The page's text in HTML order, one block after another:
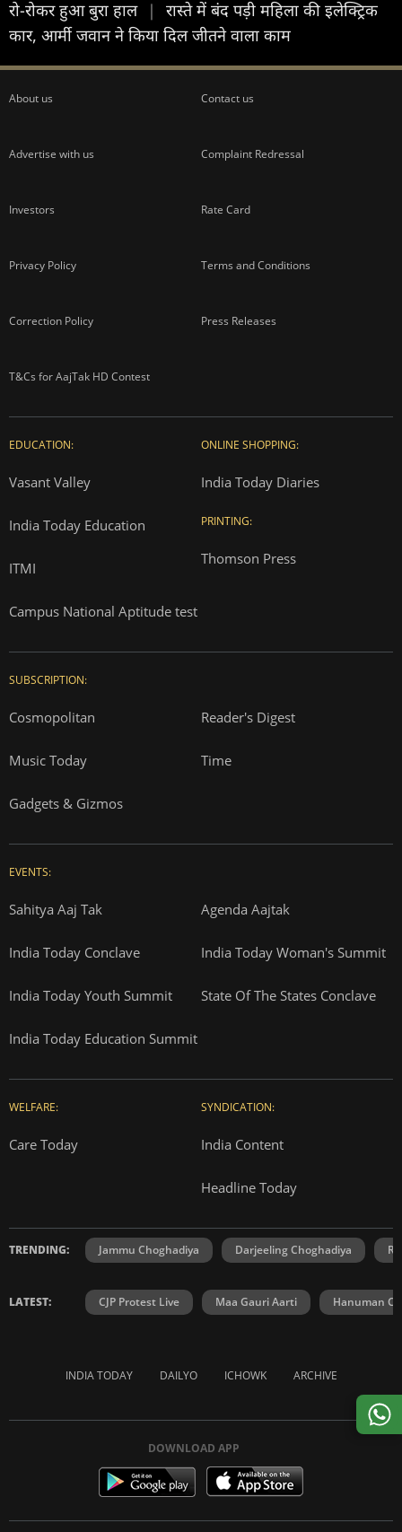
रो-रोकर हुआ बुरा हाल |
रास्ते में बंद पड़ी महिला की इलेक्ट्रिक
कार, आर्मी जवान ने किया दिल जीतने वाला काम
About us Contact us
Advertise with us Complaint Redressal
Investors Rate Card
Privacy Policy Terms and Conditions
Correction Policy Press Releases
T&Cs for AajTak HD Contest
EDUCATION:
Vasant Valley
India Today Education
ITMI
Campus National Aptitude test
ONLINE SHOPPING:
India Today Diaries
PRINTING:
Thomson Press
SUBSCRIPTION:
Cosmopolitan Reader's Digest
Music Today Time
Gadgets & Gizmos
EVENTS:
Sahitya Aaj Tak Agenda Aajtak
India Today Conclave India Today Woman's Summit
India Today Youth Summit State Of The States Conclave
India Today Education Summit
WELFARE:
Care Today
SYNDICATION:
India Content
Headline Today
TRENDING: Jammu Choghadiya Darjeeling Choghadiya
LATEST: CJP Protest Live Maa Gauri Aarti Hanuman
INDIA TODAY DAILYO ICHOWK ARCHIVE
DOWNLOAD APP